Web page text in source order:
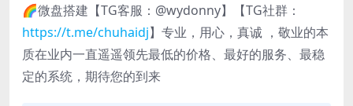
🌈微盘搭建【TG客服：@wydonny】【TG社群：
https://t.me/chuhaidj】专业，用心，真诚 ，敬业的本
质在业内一直遥遥领先最低的价格、最好的服务、最稳
定的系统，期待您的到来